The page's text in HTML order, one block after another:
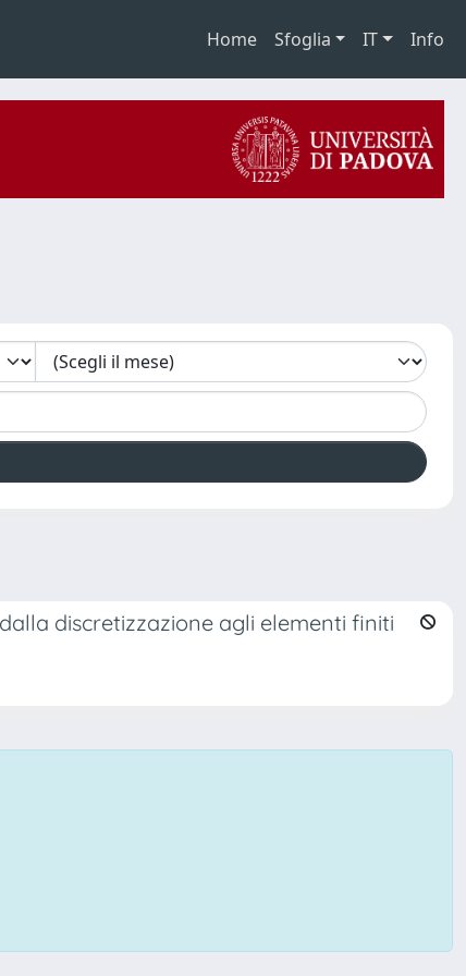
Home Sfoglia IT Info
discretizzazione agli elementi finiti